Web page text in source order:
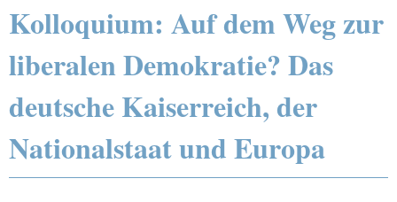
Kolloquium: Auf dem Weg zur
liberalen Demokratie? Das
deutsche Kaiserreich, der
Nationalstaat und Europa